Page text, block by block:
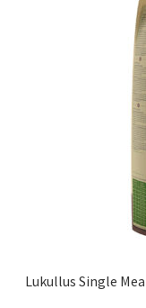
Lukullus Single